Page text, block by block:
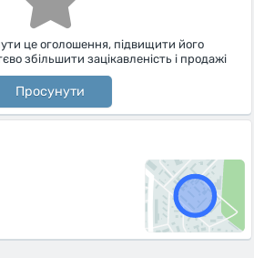
це оголошення, підвищити його
збільшити зацікавленість і продажі
Просунути